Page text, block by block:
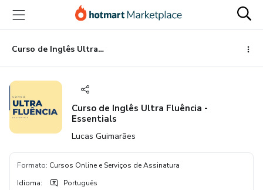
para
conteúdo
principal
para
pagamento
para
rodapé
Curso de Inglês Ultra Fluência - Essentials
Curso de Inglês Ultra Fluência -
Essentials
Lucas Guimarães
Formato: Cursos Online e Serviços de Assinatura
Idioma: Português